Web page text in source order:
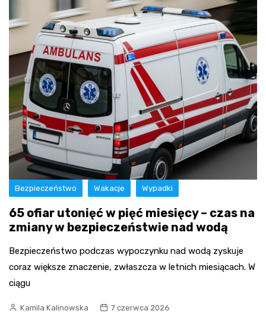
Bezpieczeństwo Wakacje Wypadki
65 ofiar utonięć w pięć miesięcy – czas na
zmiany w bezpieczeństwie nad wodą
Bezpieczeństwo podczas wypoczynku nad wodą zyskuje
coraz większe znaczenie, zwłaszcza w letnich miesiącach. W
ciągu
Kamila Kalinowska 7 czerwca 2026